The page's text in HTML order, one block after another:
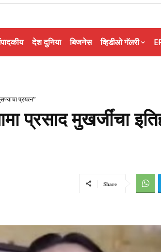
देश दुनिया बिजनेस व्हिडीओ गॅलरी
प्रयत्न”
प्रसाद मुखर्जींचा
Share